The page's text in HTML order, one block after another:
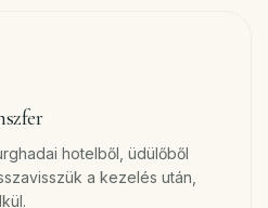
hotelből, üdülőből
a kezelés után,